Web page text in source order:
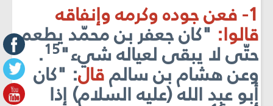
1- فعن جوده وكرمه وإنفاقه
قالوا: "كان جعفر بن محمّد يطعم
حتّى لا يبقى لعياله شيء"15
.
وعن هشام بن سالمقال: "كان
أبو عبد الله (عليه السلام) إذا